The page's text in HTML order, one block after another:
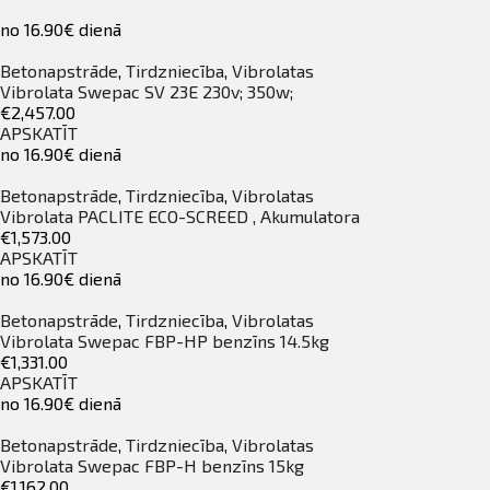
no 16.90€ dienā
Betonapstrāde, Tirdzniecība, Vibrolatas
Vibrolata Swepac SV 23E 230v; 350w;
€2,457.00
APSKATĪT
no 16.90€ dienā
Betonapstrāde, Tirdzniecība, Vibrolatas
Vibrolata PACLITE ECO-SCREED , Akumulatora
€1,573.00
APSKATĪT
no 16.90€ dienā
Betonapstrāde, Tirdzniecība, Vibrolatas
Vibrolata Swepac FBP-HP benzīns 14.5kg
€1,331.00
APSKATĪT
no 16.90€ dienā
Betonapstrāde, Tirdzniecība, Vibrolatas
Vibrolata Swepac FBP-H benzīns 15kg